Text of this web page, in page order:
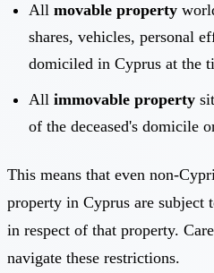
All movable property
shares, vehicles, personal
domiciled in Cyprus at the
All immovable property
of the deceased's domicile
This means that even non-
property in Cyprus are subject
in respect of that property.
navigate these restrictions.